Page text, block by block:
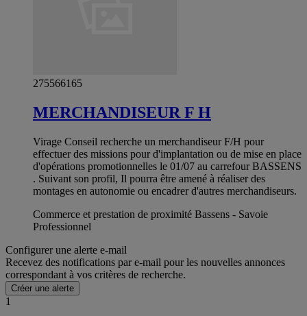
275566165
MERCHANDISEUR F H
Virage Conseil recherche un merchandiseur F/H pour
effectuer des missions pour d'implantation ou de mise en place
d'opérations promotionnelles le 01/07 au carrefour BASSENS
. Suivant son profil, Il pourra être amené à réaliser des
montages en autonomie ou encadrer d'autres merchandiseurs.
Commerce et prestation de proximité Bassens - Savoie
Professionnel
Configurer une alerte e-mail
Recevez des notifications par e-mail pour les nouvelles annonces
correspondant à vos critères de recherche.
Créer une alerte
1